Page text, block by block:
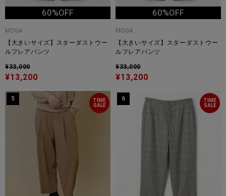
60%OFF
MOGA
【大きいサイズ】スターダストウー
ルフレアパンツ
¥33,000
¥13,200
60%OFF
MOGA
【大きいサイズ】スターダストウー
ルフレアパンツ
¥33,000
¥13,200
TIME
SALE
5
TIME
SALE
6